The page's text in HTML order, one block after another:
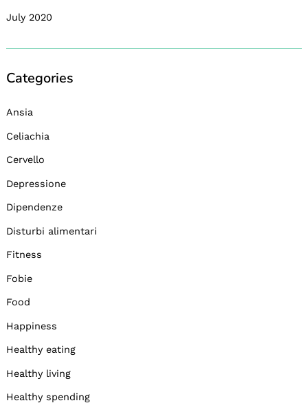
July 2020
Categories
Ansia
Celiachia
Cervello
Depressione
Dipendenze
Disturbi alimentari
Fitness
Fobie
Food
Happiness
Healthy eating
Healthy living
Healthy spending